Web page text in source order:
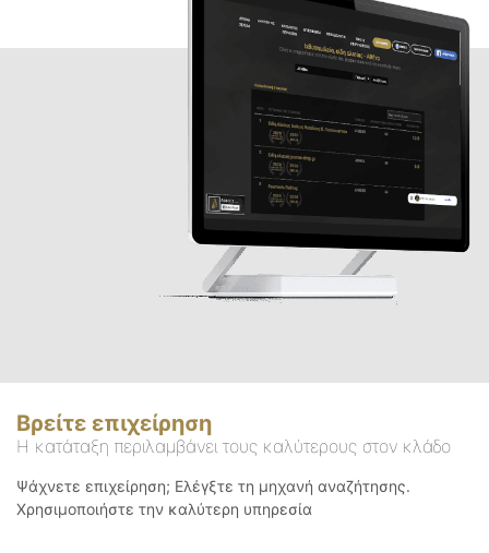
Βρείτε επιχείρηση
Η κατάταξη περιλαμβάνει τους καλύτερους στον κλάδο
Ψάχνετε επιχείρηση; Ελέγξτε τη μηχανή αναζήτησης.
Χρησιμοποιήστε την καλύτερη υπηρεσία